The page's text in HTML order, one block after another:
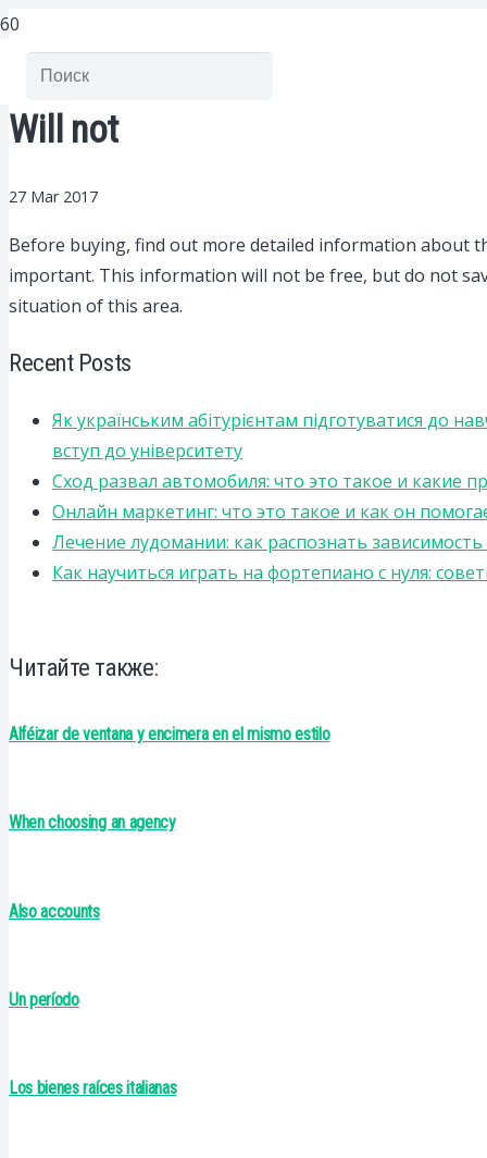
Will not
27 Mar 2017
Before buying, find out more detailed information about
important. This information will not be free, but do not
situation of this area.
Recent Posts
Як українським абітурієнтам підготуватися до
вступ до університету
Сход развал автомобиля: что это такое и какие
Онлайн маркетинг: что это такое и как он
Лечение лудомании: как распознать
Как научиться играть на фортепиано с нуля:
Читайте также:
Alféizar de ventana y encimera en el mismo estilo
When choosing an agency
Also accounts
Un período
Los bienes raíces italianas